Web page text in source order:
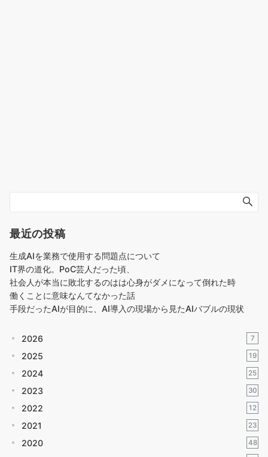
最近の投稿
生成AIを業務で使用する問題点について
IT界の道化。PoC芸人だった頃、
社会人が本当に敗北するのはは心身がダメになって倒れた時
働くことに意味なんてなかった話
手段だったAIが目的に、AI導入の現場から見たAIバブルの現状
2026 7
2025 19
2024 25
2023 30
2022 12
2021 23
2020 48